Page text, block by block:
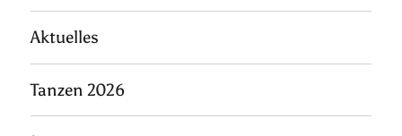
Aktuelles
Tanzen 2026